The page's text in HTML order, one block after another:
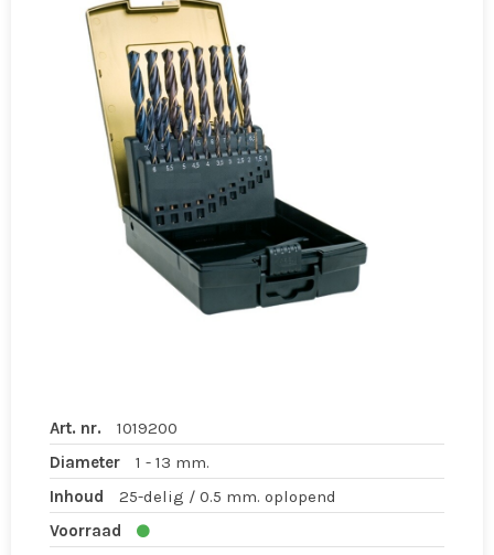
Art. nr.
1019200
Diameter
1 - 13 mm.
Inhoud
25-delig / 0.5 mm. oplopend
Voorraad